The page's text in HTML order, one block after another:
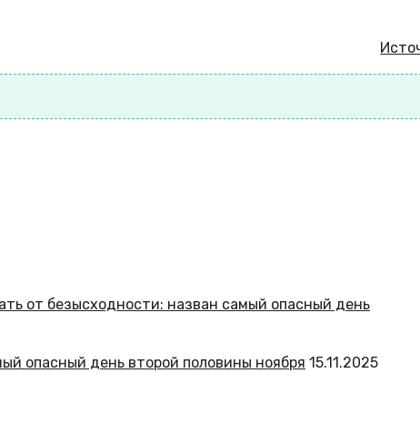
опасный день второй половины ноября 15.11.2025